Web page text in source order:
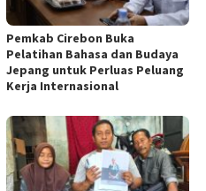
Pemkab Cirebon Buka
Pelatihan Bahasa dan Budaya
Jepang untuk Perluas Peluang
Kerja Internasional